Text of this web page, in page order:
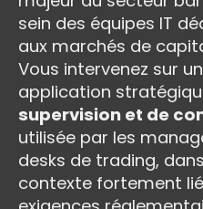
sein des équipes IT
aux marchés de
Vous intervenez sur
application
supervision et de
utilisée par les
desks de trading,
contexte fortement